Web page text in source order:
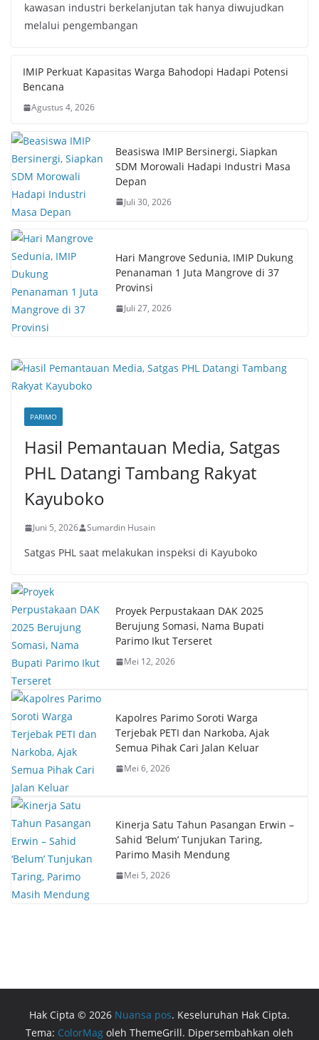
kawasan industri berkelanjutan tak hanya diwujudkan
melalui pengembangan
IMIP Perkuat Kapasitas Warga Bahodopi Hadapi Potensi
Bencana
Agustus 4, 2026
Beasiswa IMIP Bersinergi, Siapkan
SDM Morowali Hadapi Industri Masa
Depan
Juli 30, 2026
Hari Mangrove Sedunia, IMIP Dukung
Penanaman 1 Juta Mangrove di 37
Provinsi
Juli 27, 2026
PARIMO
Hasil Pemantauan Media, Satgas
PHL Datangi Tambang Rakyat
Kayuboko
Juni 5, 2026 Sumardin Husain
Satgas PHL saat melakukan inspeksi di Kayuboko
Proyek Perpustakaan DAK 2025
Berujung Somasi, Nama Bupati
Parimo Ikut Terseret
Mei 12, 2026
Kapolres Parimo Soroti Warga
Terjebak PETI dan Narkoba, Ajak
Semua Pihak Cari Jalan Keluar
Mei 6, 2026
Kinerja Satu Tahun Pasangan Erwin –
Sahid ‘Belum’ Tunjukan Taring,
Parimo Masih Mendung
Mei 5, 2026
Hak Cipta © 2026 Nuansa pos. Keseluruhan Hak Cipta.
Tema: ColorMag oleh ThemeGrill. Dipersembahkan oleh